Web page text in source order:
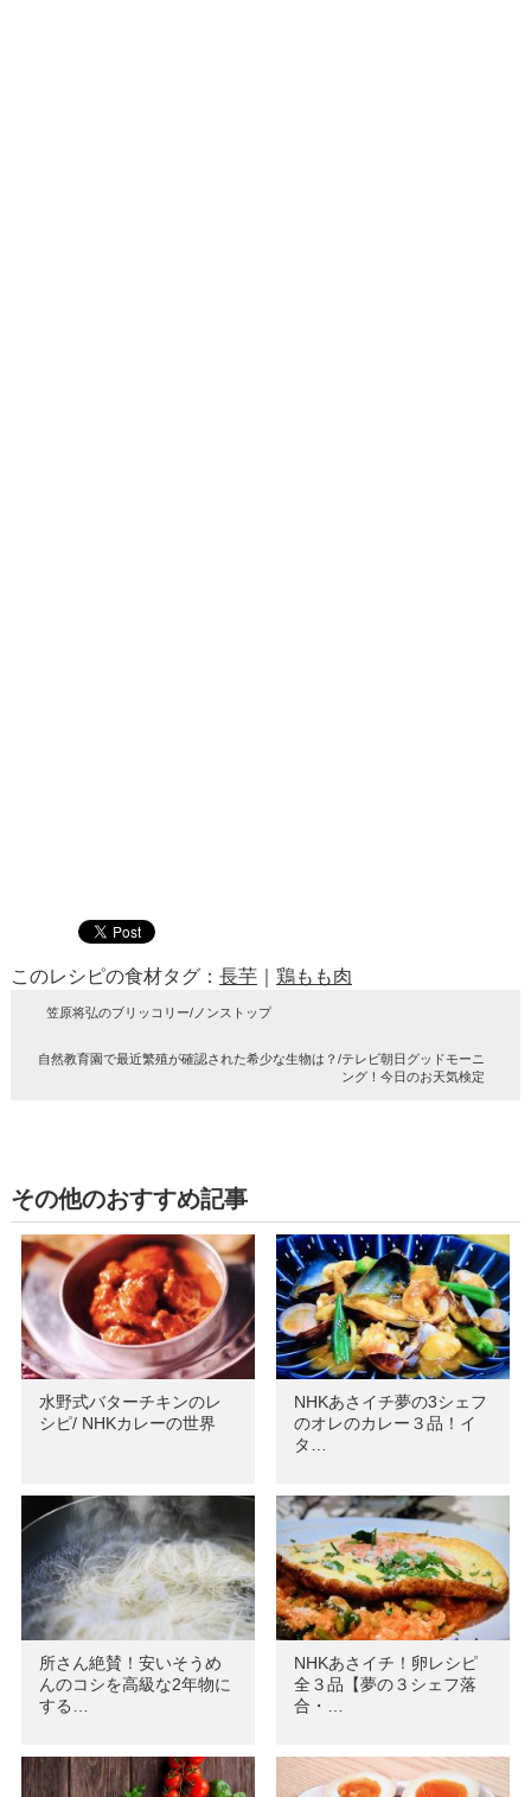
このレシピの食材タグ： 長芋｜ 鶏もも肉
笠原将弘のブリッコリー/ノンストップ
自然教育園で最近繁殖が確認された希少な生物は？/テレビ朝日グッドモーニ
ング！今日のお天気検定
その他のおすすめ記事
水野式バターチキンのレ
シピ/ NHKカレーの世界
NHKあさイチ夢の3シェフ
のオレのカレー３品！イ
タ…
所さん絶賛！安いそうめ
んのコシを高級な2年物に
する…
NHKあさイチ！卵レシピ
全３品【夢の３シェフ落
合・…